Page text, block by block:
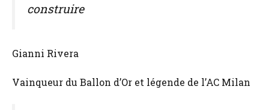
construire
Gianni Rivera
Vainqueur du Ballon d’Or et légende de l’AC Milan